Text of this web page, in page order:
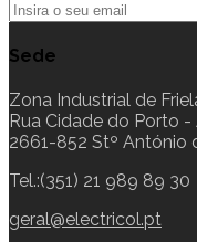
Sede
Zona Industrial de
Rua Cidade do Porto -
2661-852 Stº António
Tel.:(351) 21 989 89 30
geral@electricol.pt